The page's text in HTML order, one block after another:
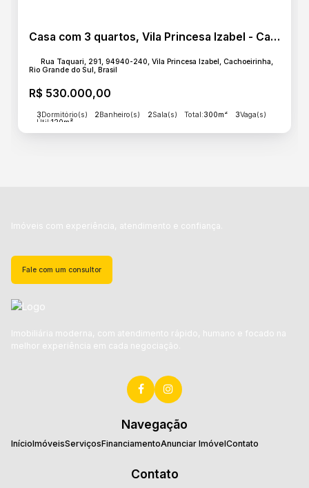
Casa com 3 quartos, Vila Princesa Izabel - Cachoeirinha
R$ 530.000,00
Rua Taquari, 291, 94940-240, Vila Princesa Izabel, Cachoeirinha,
Rio Grande do Sul, Brasil
3Dormitório(s) 2Banheiro(s) 2Sala(s) Total:300m² 3Vaga(s)
Útil:120m²
Imóveis com experiência, atendimento e confiança.
Fale com um consultor
Imobiliária moderna, com atendimento rápido, humano e focado na
melhor experiência em cada negociação.
Navegação
InícioImóveisServiçosFinanciamentoAnunciar ImóvelContato
Contato